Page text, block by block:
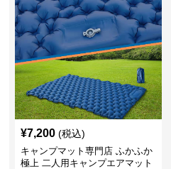
¥7,200 (税込)
キャンプマット専門店 ふかふか
極上 二人用キャンプエアマット